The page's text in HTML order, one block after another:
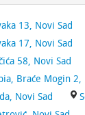
13, Novi Sad
17, Novi Sad
58, Novi Sad
Braće Mogin 2,
Novi Sad